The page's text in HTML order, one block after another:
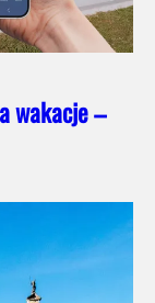
wakacje –